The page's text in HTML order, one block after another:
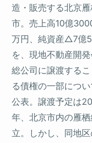
造・販売する北京
市。売上高10億
万円、純資産△7億
を、現地不動産開
総公司に譲渡する
る債権の一部につ
公表。譲渡予定は
年、北京市内の雁
立。しかし、同地